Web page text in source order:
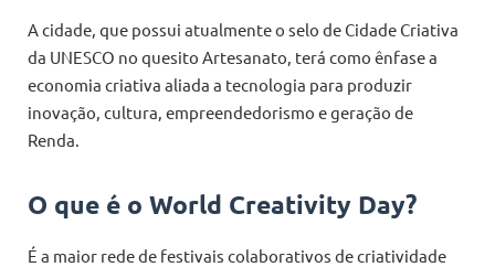
A cidade, que possui atualmente o selo de Cidade Criativa
da UNESCO no quesito Artesanato, terá como ênfase a
economia criativa aliada a tecnologia para produzir
inovação, cultura, empreendedorismo e geração de
Renda.
O que é o World Creativity Day?
É a maior rede de festivais colaborativos de criatividade